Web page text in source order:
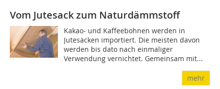
Vom Jutesack zum Naturdämmstoff
Kakao- und Kaffeebohnen werden in
Jutesäcken importiert. Die meisten davon
werden bis dato nach einmaliger
Verwendung vernichtet. Gemeinsam mit...
mehr